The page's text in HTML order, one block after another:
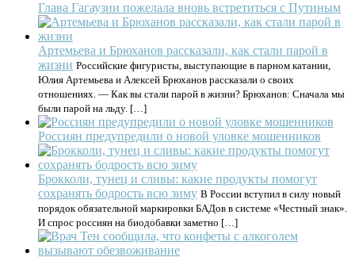
Глава Гагаузии пожелала вновь встретиться с Путиным
Артемьева и Брюханов рассказали, как стали парой в
жизни Российские фигуристы, выступающие в парном катании,
Юлия Артемьева и Алексей Брюханов рассказали о своих
отношениях. — Как вы стали парой в жизни? Брюханов: Сначала мы
были парой на льду. […]
Россиян предупредили о новой уловке мошенников
Брокколи, тунец и сливы: какие продукты помогут
сохранять бодрость всю зиму В России вступил в силу новый
порядок обязательной маркировки БАДов в системе «Честный знак».
И спрос россиян на биодобавки заметно […]